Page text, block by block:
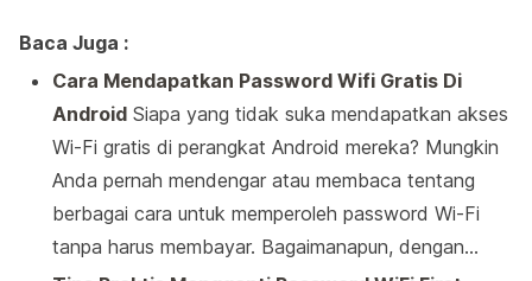
Baca Juga :
Cara Mendapatkan Password Wifi Gratis Di
Android Siapa yang tidak suka mendapatkan akses
Wi-Fi gratis di perangkat Android mereka? Mungkin
Anda pernah mendengar atau membaca tentang
berbagai cara untuk memperoleh password Wi-Fi
tanpa harus membayar. Bagaimanapun, dengan…